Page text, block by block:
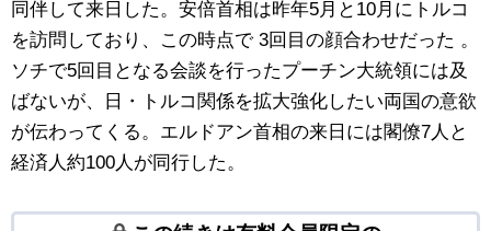
同伴して来日した。安倍首相は昨年5月と10月にトルコ
を訪問しており、この時点で 3回目の顔合わせだった 。
ソチで5回目となる会談を行ったプーチン大統領には及
ばないが、日・トルコ関係を拡大強化したい両国の意欲
が伝わってくる。エルドアン首相の来日には閣僚7人と
経済人約100人が同行した。